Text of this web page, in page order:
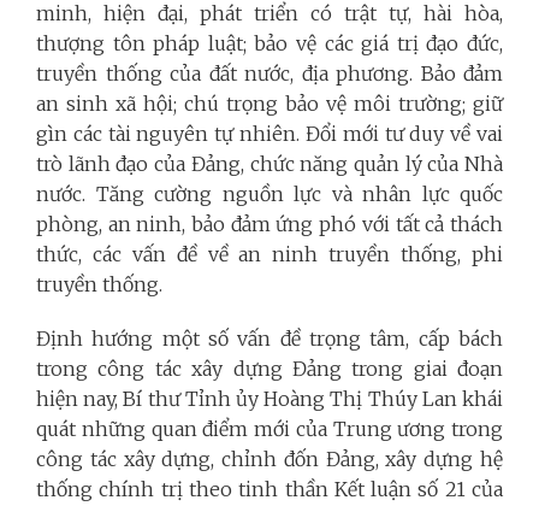
minh, hiện đại, phát triển có trật tự, hài hòa,
thượng tôn pháp luật; bảo vệ các giá trị đạo đức,
truyền thống của đất nước, địa phương. Bảo đảm
an sinh xã hội; chú trọng bảo vệ môi trường; giữ
gìn các tài nguyên tự nhiên. Đổi mới tư duy về vai
trò lãnh đạo của Đảng, chức năng quản lý của Nhà
nước. Tăng cường nguồn lực và nhân lực quốc
phòng, an ninh, bảo đảm ứng phó với tất cả thách
thức, các vấn đề về an ninh truyền thống, phi
truyền thống.
Định hướng một số vấn đề trọng tâm, cấp bách
trong công tác xây dựng Đảng trong giai đoạn
hiện nay, Bí thư Tỉnh ủy Hoàng Thị Thúy Lan khái
quát những quan điểm mới của Trung ương trong
công tác xây dựng, chỉnh đốn Đảng, xây dựng hệ
thống chính trị theo tinh thần Kết luận số 21 của